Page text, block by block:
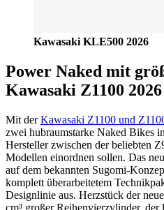
Kawasaki KLE500 2026
Power Naked mit
Kawasaki Z1100 2026
Mit derKawasaki Z1100 und
zwei hubraumstarke Naked Bikes
Hersteller zwischen der beliebten
Modellen einordnen sollen. Das
auf dem bekannten Sugomi-
komplett überarbeitetem
Designlinie aus. Herzstück der
cm³ großer Reihenvierzylinder,